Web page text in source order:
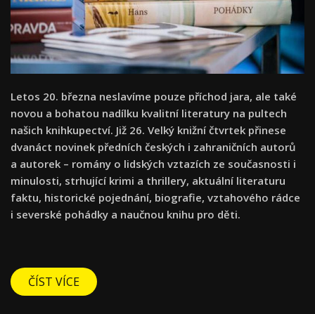
Letos 20. března neslavíme pouze příchod jara, ale také
novou a bohatou nadílku kvalitní literatury na pultech
našich knihkupectví. Již 26. Velký knižní čtvrtek přinese
dvanáct novinek předních českých i zahraničních autorů
a autorek – romány o lidských vztazích ze současnosti i
minulosti, strhující krimi a thrillery, aktuální literaturu
faktu, historické pojednání, biografie, vztahového rádce
i severské pohádky a naučnou knihu pro děti.
ČÍST VÍCE